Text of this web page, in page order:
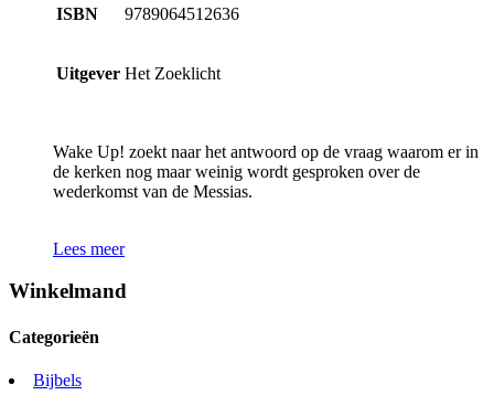
ISBN 9789064512636
Uitgever Het Zoeklicht
Wake Up! zoekt naar het antwoord op de vraag waarom er in
de kerken nog maar weinig wordt gesproken over de
wederkomst van de Messias.
Lees meer
Winkelmand
Categorieën
Bijbels